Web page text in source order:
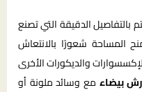
الدقيقة التي تصنع
المساحة شعورًا بالانتعاش
والديكورات الأخرى
بيضاء مع وسائد ملونة أو